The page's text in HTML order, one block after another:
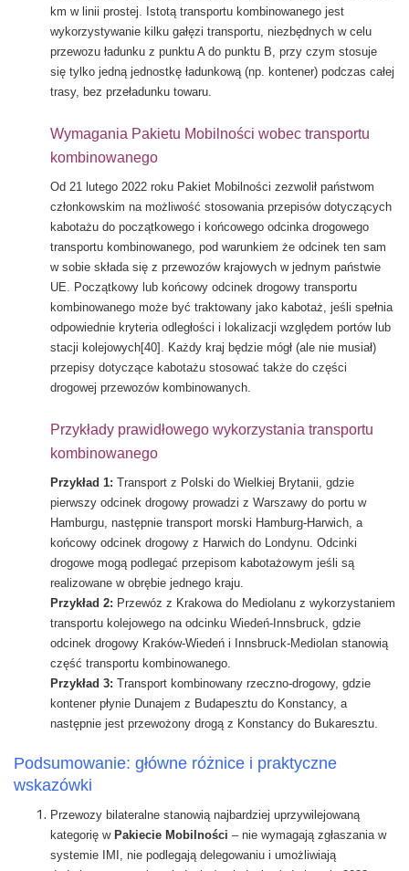
km w linii prostej. Istotą transportu kombinowanego jest
wykorzystywanie kilku gałęzi transportu, niezbędnych w celu
przewozu ładunku z punktu A do punktu B, przy czym stosuje
się tylko jedną jednostkę ładunkową (np. kontener) podczas całej
trasy, bez przeładunku towaru.
Wymagania Pakietu Mobilności wobec transportu
kombinowanego
Od 21 lutego 2022 roku Pakiet Mobilności zezwolił państwom
członkowskim na możliwość stosowania przepisów dotyczących
kabotażu do początkowego i końcowego odcinka drogowego
transportu kombinowanego, pod warunkiem że odcinek ten sam
w sobie składa się z przewozów krajowych w jednym państwie
UE. Początkowy lub końcowy odcinek drogowy transportu
kombinowanego może być traktowany jako kabotaż, jeśli spełnia
odpowiednie kryteria odległości i lokalizacji względem portów lub
stacji kolejowych[40]. Każdy kraj będzie mógł (ale nie musiał)
przepisy dotyczące kabotażu stosować także do części
drogowej przewozów kombinowanych.
Przykłady prawidłowego wykorzystania transportu
kombinowanego
Przykład 1: Transport z Polski do Wielkiej Brytanii, gdzie
pierwszy odcinek drogowy prowadzi z Warszawy do portu w
Hamburgu, następnie transport morski Hamburg-Harwich, a
końcowy odcinek drogowy z Harwich do Londynu. Odcinki
drogowe mogą podlegać przepisom kabotażowym jeśli są
realizowane w obrębie jednego kraju.
Przykład 2: Przewóz z Krakowa do Mediolanu z wykorzystaniem
transportu kolejowego na odcinku Wiedeń-Innsbruck, gdzie
odcinek drogowy Kraków-Wiedeń i Innsbruck-Mediolan stanowią
część transportu kombinowanego.
Przykład 3: Transport kombinowany rzeczno-drogowy, gdzie
kontener płynie Dunajem z Budapesztu do Konstancy, a
następnie jest przewożony drogą z Konstancy do Bukaresztu.
Podsumowanie: główne różnice i praktyczne
wskazówki
Przewozy bilateralne stanowią najbardziej uprzywilejowaną
kategorię w Pakiecie Mobilności – nie wymagają zgłaszania w
systemie IMI, nie podlegają delegowaniu i umożliwiają